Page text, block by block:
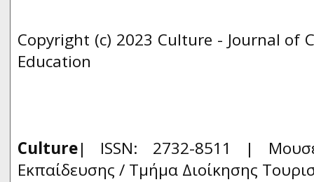
Copyright (c) 2023 Culture - Journal of
Education
Culture| ISSN: 2732-8511 |
Εκπαίδευσης / Τμήμα Διοίκησης